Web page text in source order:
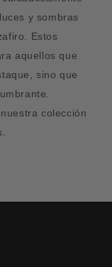
y sombras
Estos
aquellos que
sino que
colección